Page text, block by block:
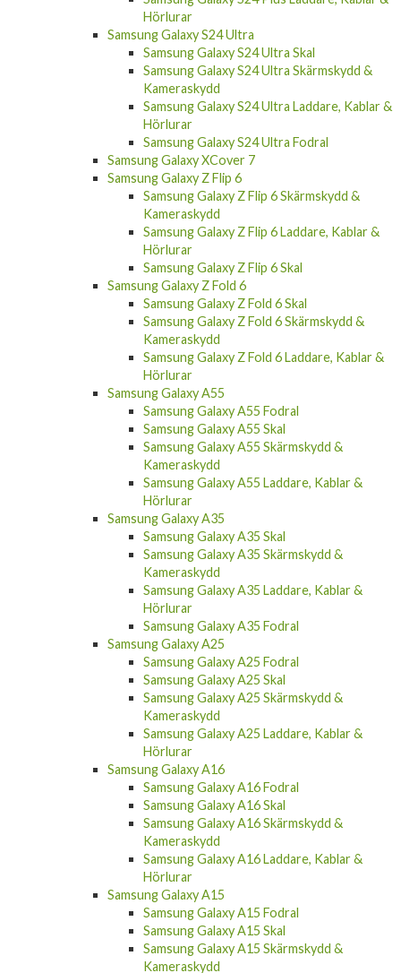
Samsung Galaxy S24 Plus Fodral
Samsung Galaxy S24 Plus Skal
Samsung Galaxy S24 Plus Skärmskydd &
Kameraskydd
Samsung Galaxy S24 Plus Laddare, Kablar &
Hörlurar
Samsung Galaxy S24 Ultra
Samsung Galaxy S24 Ultra Skal
Samsung Galaxy S24 Ultra Skärmskydd &
Kameraskydd
Samsung Galaxy S24 Ultra Laddare, Kablar &
Hörlurar
Samsung Galaxy S24 Ultra Fodral
Samsung Galaxy XCover 7
Samsung Galaxy Z Flip 6
Samsung Galaxy Z Flip 6 Skärmskydd &
Kameraskydd
Samsung Galaxy Z Flip 6 Laddare, Kablar &
Hörlurar
Samsung Galaxy Z Flip 6 Skal
Samsung Galaxy Z Fold 6
Samsung Galaxy Z Fold 6 Skal
Samsung Galaxy Z Fold 6 Skärmskydd &
Kameraskydd
Samsung Galaxy Z Fold 6 Laddare, Kablar &
Hörlurar
Samsung Galaxy A55
Samsung Galaxy A55 Fodral
Samsung Galaxy A55 Skal
Samsung Galaxy A55 Skärmskydd &
Kameraskydd
Samsung Galaxy A55 Laddare, Kablar &
Hörlurar
Samsung Galaxy A35
Samsung Galaxy A35 Skal
Samsung Galaxy A35 Skärmskydd &
Kameraskydd
Samsung Galaxy A35 Laddare, Kablar &
Hörlurar
Samsung Galaxy A35 Fodral
Samsung Galaxy A25
Samsung Galaxy A25 Fodral
Samsung Galaxy A25 Skal
Samsung Galaxy A25 Skärmskydd &
Kameraskydd
Samsung Galaxy A25 Laddare, Kablar &
Hörlurar
Samsung Galaxy A16
Samsung Galaxy A16 Fodral
Samsung Galaxy A16 Skal
Samsung Galaxy A16 Skärmskydd &
Kameraskydd
Samsung Galaxy A16 Laddare, Kablar &
Hörlurar